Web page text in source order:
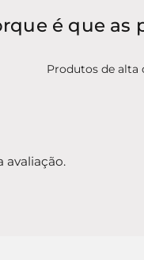
é que as
Produtos de alta
avaliação.